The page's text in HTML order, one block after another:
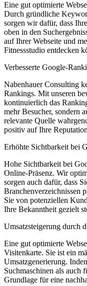
Eine gut optimierte
Durch gründliche
sorgen wir dafür, dass
oben in den
auf Ihrer Webseite und
Fitnessstudio entdecken
Verbesserte Google-
Nabenhauer Consulting
Rankings. Mit unseren
kontinuierlich das
mehr Besucher, sondern
relevante Quelle
positiv auf Ihre
Erhöhte Sichtbarkeit bei
Hohe Sichtbarkeit bei
Online-Präsenz. Wir
sorgen auch dafür, dass
Branchenverzeichnissen
Sie von potenziellen
Ihre Bekanntheit gezielt
Umsatzsteigerung durch
Eine gut optimierte
Visitenkarte. Sie ist ein
Umsatzgenerierung.
Suchmaschinen als auch
Grundlage für eine